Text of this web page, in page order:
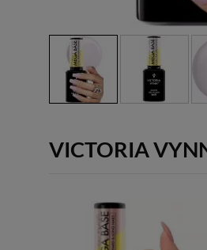
VICTORIA